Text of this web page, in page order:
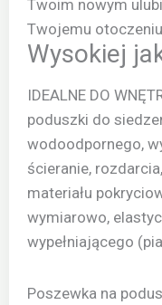
Twoim nowym
Twojemu
Wysokiej
IDEALNE DO
poduszki do
wodoodpornego,
ścieranie,
materiału
wymiarowo,
wypełniającego
Poszewka na